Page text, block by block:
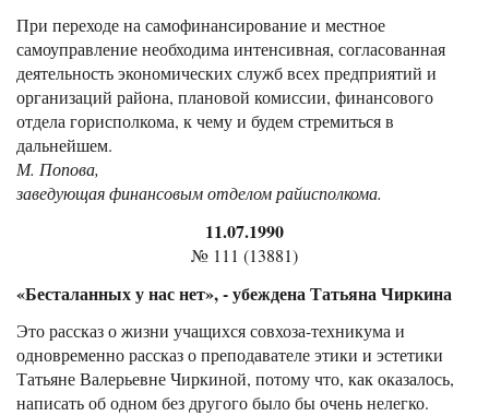
При переходе на самофинансирование и местное
самоуправление необходима интенсивная, согласованная
деятельность экономических служб всех предприятий и
организаций района, плановой комиссии, финансового
отдела горисполкома, к чему и будем стремиться в
дальнейшем.
М. Попова,
заведующая финансовым отделом райисполкома.
11.07.1990
№ 111 (13881)
«Бесталанных у нас нет», - убеждена Татьяна Чиркина
Это рассказ о жизни учащихся совхоза-техникума и
одновременно рассказ о преподавателе этики и эстетики
Татьяне Валерьевне Чиркиной, потому что, как оказалось,
написать об одном без другого было бы очень нелегко.